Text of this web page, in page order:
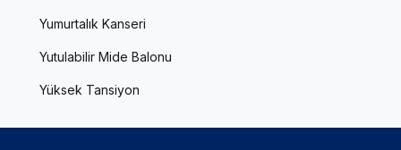
Yumurtalık Kanseri
Yutulabilir Mide Balonu
Yüksek Tansiyon